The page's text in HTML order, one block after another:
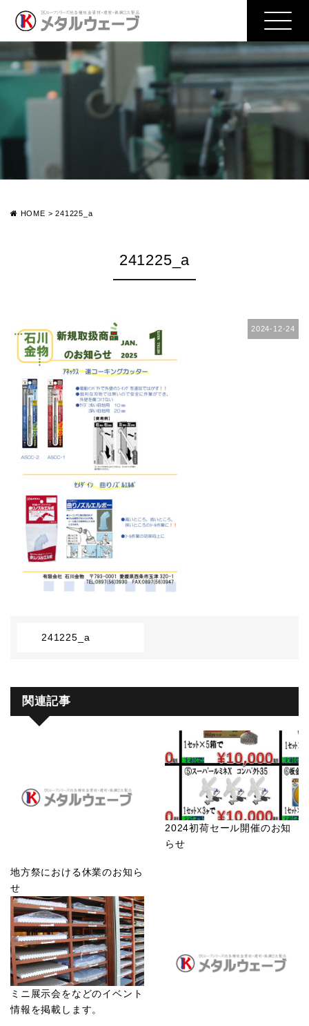
HOME >241225_a
241225_a
2024-12-24
241225_a
関連記事
地方祭における休業のお知ら
せ
2024初荷セール開催のお知
らせ
ミニ展示会をなどのイベント
情報を掲載します。